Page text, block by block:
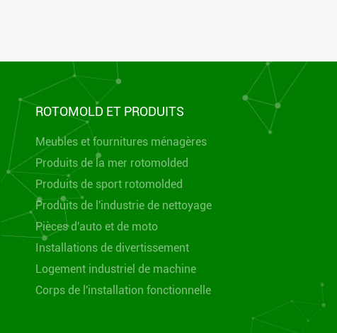
ROTOMOLD ET PRODUITS
Meubles et fournitures ménagères
Produits de la mer rotomolded
Produits de sport rotomolded
Produits de l'industrie de nettoyage
Pièces d'auto et de moto
Installations de divertissement
Logement industriel de machine
Corps de l'installation fonctionnelle